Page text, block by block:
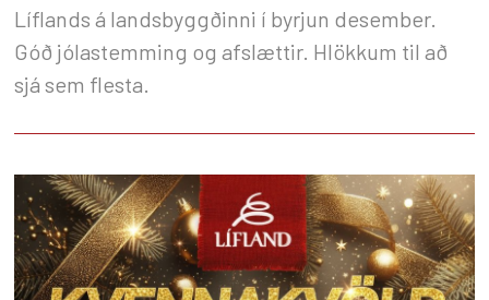
Líflands á landsbyggðinni í byrjun desember.
Góð jólastemming og afslættir. Hlökkum til að
sjá sem flesta.